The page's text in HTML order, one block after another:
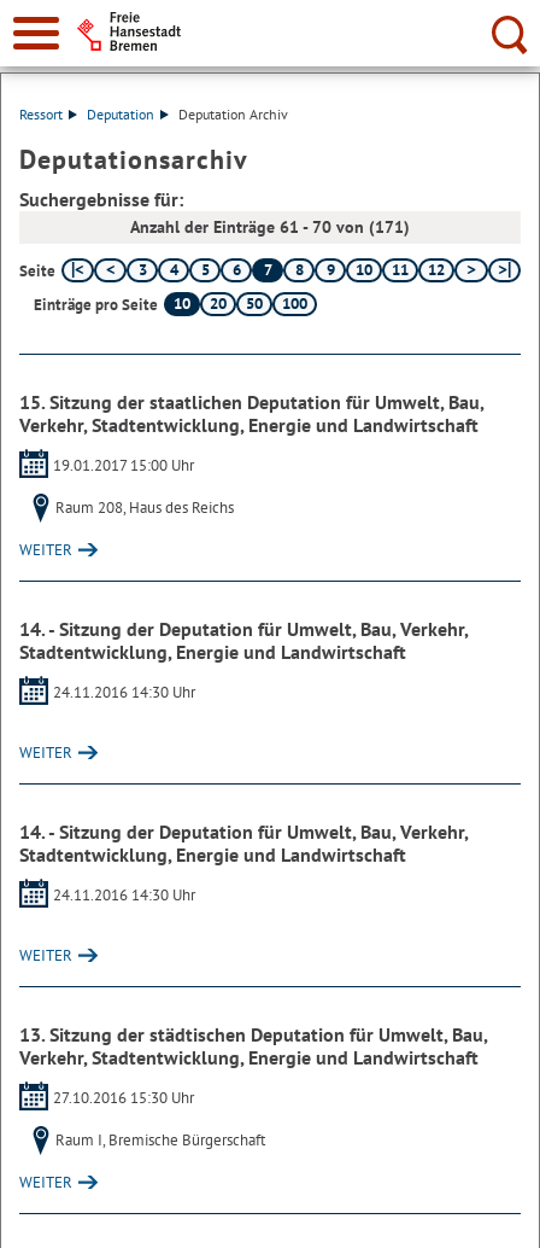
Suche:
Ressort Deputation Deputation Archiv
Deputationsarchiv
Suchergebnisse für:
Anzahl der Einträge 61 - 70 von (171)
Seite 3 4 5 6 7 8 9 10 11
12
Einträge pro Seite
10 20 50 100
15. Sitzung der staatlichen Deputation für Umwelt, Bau,
Verkehr, Stadtentwicklung, Energie und Landwirtschaft
19.01.2017 15:00 Uhr
Raum 208, Haus des Reichs
WEITER
14. - Sitzung der Deputation für Umwelt, Bau, Verkehr,
Stadtentwicklung, Energie und Landwirtschaft
24.11.2016 14:30 Uhr
WEITER
14. - Sitzung der Deputation für Umwelt, Bau, Verkehr,
Stadtentwicklung, Energie und Landwirtschaft
24.11.2016 14:30 Uhr
WEITER
13. Sitzung der städtischen Deputation für Umwelt, Bau,
Verkehr, Stadtentwicklung, Energie und Landwirtschaft
27.10.2016 15:30 Uhr
Raum I, Bremische Bürgerschaft
WEITER